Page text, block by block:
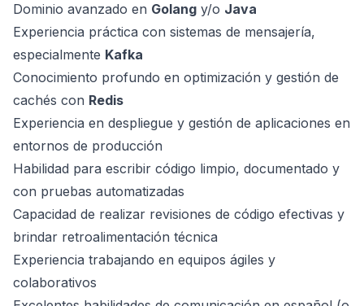
Dominio avanzado en Golang y/o Java
Experiencia práctica con sistemas de mensajería,
especialmente Kafka
Conocimiento profundo en optimización y gestión de
cachés con Redis
Experiencia en despliegue y gestión de aplicaciones en
entornos de producción
Habilidad para escribir código limpio, documentado y
con pruebas automatizadas
Capacidad de realizar revisiones de código efectivas y
brindar retroalimentación técnica
Experiencia trabajando en equipos ágiles y
colaborativos